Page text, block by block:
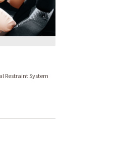
Restraint System